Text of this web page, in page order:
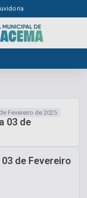
Fevereiro de 2025
03 de
de Fevereiro